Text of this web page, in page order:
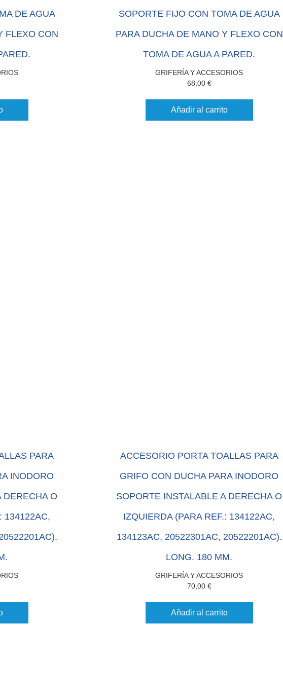
DE AGUA
FLEXO CON
SOPORTE FIJO CON TOMA DE AGUA
PARA DUCHA DE MANO Y FLEXO CON
TOMA DE AGUA A PARED.
GRIFERÍA Y ACCESORIOS
68,00 €
Añadir al carrito
PARA
INODORO
DERECHA O
134122AC,
ACCESORIO PORTA TOALLAS PARA
GRIFO CON DUCHA PARA INODORO
SOPORTE INSTALABLE A DERECHA O
IZQUIERDA (PARA REF.: 134122AC,
134123AC, 20522301AC, 20522201AC).
LONG. 180 MM.
GRIFERÍA Y ACCESORIOS
70,00 €
Añadir al carrito